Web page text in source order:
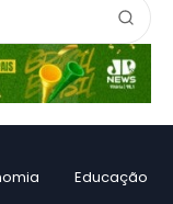
Educação